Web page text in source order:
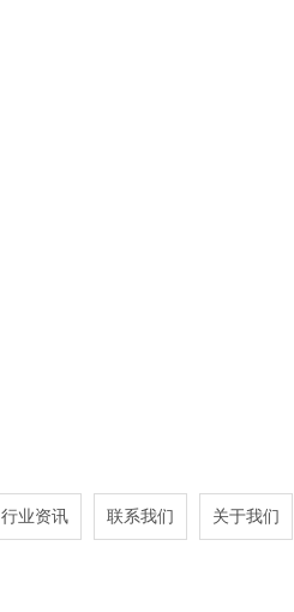
行业资讯 联系我们 关于我们